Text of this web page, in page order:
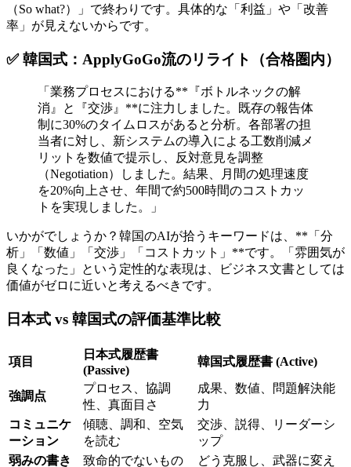
（So what?）」で終わりです。具体的な「利益」や「改善
率」が見えないからです。
✅ 韓国式：ApplyGoGo流のリライト（合格圏内）
「業務プロセスにおける**『ボトルネックの解
消』と『交渉』**に注力しました。既存の報告体
制に30%のタイムロスがあると分析。各部署の担
当者に対し、新システムの導入による工数削減メ
リットを数値で提示し、反対意見を調整
（Negotiation）しました。結果、月間の処理速度
を20%向上させ、年間で約500時間のコストカッ
トを実現しました。」
いかがでしょうか？韓国のAIが拾うキーワードは、**「分
析」「数値」「交渉」「コストカット」**です。「雰囲気が
良くなった」という定性的な表現は、ビジネス文書としては
価値がゼロに近いと考えるべきです。
日本式 vs 韓国式の評価基準比較
項目
日本式履歴書
(Passive)
韓国式履歴書 (Active)
強調点
プロセス、協調
性、真面目さ
成果、数値、問題解決能
力
コミュニケ
ーション
傾聴、調和、空気
を読む
交渉、説得、リーダーシ
ップ
弱みの書き
致命的でないもの どう克服し、武器に変え